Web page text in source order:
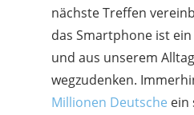
nächste Treffen
das Smartphone ist
und aus unserem
wegzudenken.
Millionen Deutsche ein